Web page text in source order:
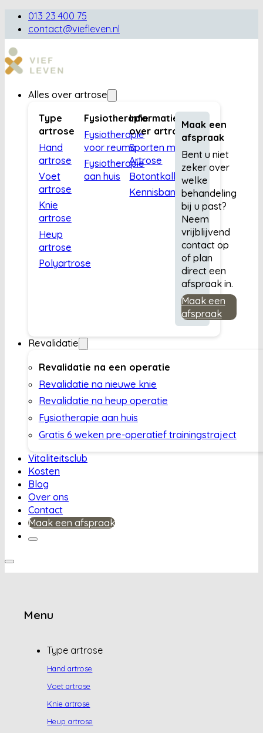
013 23 400 75
contact@viefleven.nl
Alles over artrose
Type
artrose
Hand
artrose
Voet
artrose
Knie
artrose
Heup
artrose
Polyartrose
Fysiotherapie
Fysiotherapie
voor reuma
Fysiotherapie
aan huis
Informatie
over artrose
Sporten met
Artrose
Botontkalking
Kennisbank
Maak een
afspraak
Bent u niet
zeker over
welke
behandeling
bij u past?
Neem
vrijblijvend
contact op
of plan
direct een
afspraak in.
Maak een
afspraak
Revalidatie
Revalidatie na een operatie
Revalidatie na nieuwe knie
Revalidatie na heup operatie
Fysiotherapie aan huis
Gratis 6 weken pre-operatief trainingstraject
Vitaliteitsclub
Kosten
Blog
Over ons
Contact
Maak een afspraak
Menu
Type artrose
Hand artrose
Voet artrose
Knie artrose
Heup artrose